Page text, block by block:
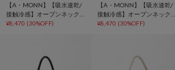
【A・MONN】【吸水速乾/
接触冷感】オープンネック
Tee
¥8,470 (30%OFF)
【A・MONN】【吸水速乾/
接触冷感】オープンネック
Tee
¥8,470 (30%OFF)